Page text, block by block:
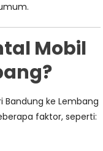
Mobil
Bandung ke Lembang
faktor, seperti: